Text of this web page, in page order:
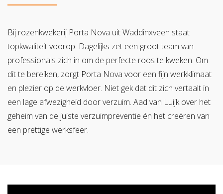
Bij rozenkwekerij Porta Nova uit Waddinxveen staat
topkwaliteit voorop. Dagelijks zet een groot team van
professionals zich in om de perfecte roos te kweken. Om
dit te bereiken, zorgt Porta Nova voor een fijn werkklimaat
en plezier op de werkvloer. Niet gek dat dit zich vertaalt in
een lage afwezigheid door verzuim. Aad van Luijk over het
geheim van de juiste verzuimpreventie én het creëren van
een prettige werksfeer.